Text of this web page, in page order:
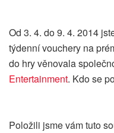
Od 3. 4. do 9. 4. 2014
týdenní vouchery na
do hry věnovala
Entertainment. Kdo se
Položili jsme vám tuto